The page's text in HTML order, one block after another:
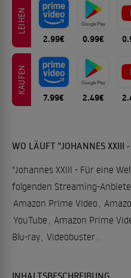
LEIHEN
2.99€ 0.99€
KAUFEN
7.99€ 2.49€
WO LÄUFT "JOHANNES XXIII
"Johannes XXIII - Für eine
folgenden Streaming-
Amazon Prime Video
YouTube
Amazon Prime
Blu-ray Videobuster
INHALTSBESCHREIBUNG